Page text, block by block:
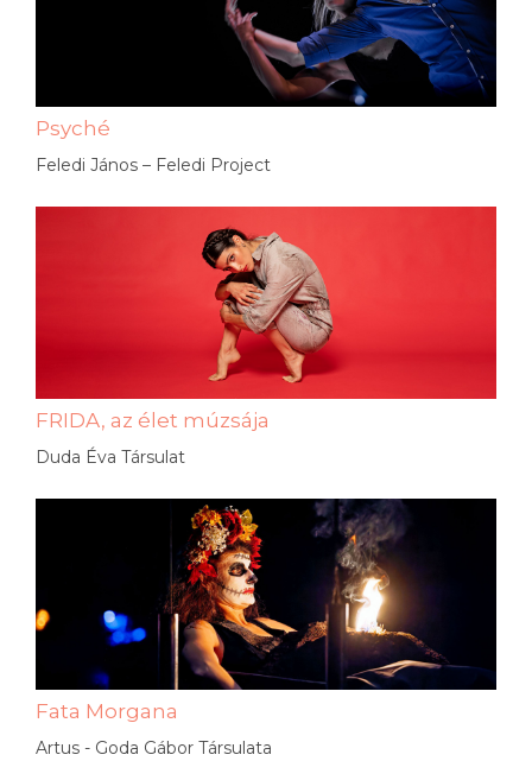
Psyché
Feledi János – Feledi Project
FRIDA, az élet múzsája
Duda Éva Társulat
Fata Morgana
Artus - Goda Gábor Társulata